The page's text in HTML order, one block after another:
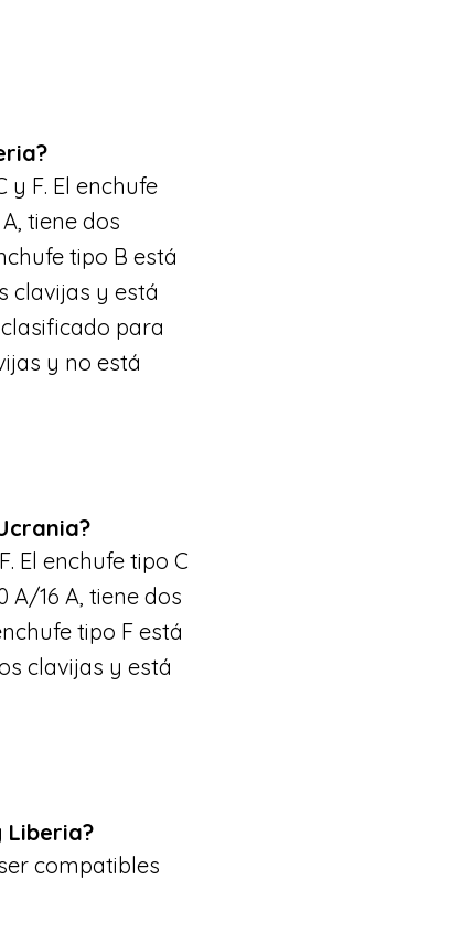
y F. El enchufe
tiene dos
tipo B está
clavijas y está
para
y no está
El enchufe tipo C
A/16 A, tiene dos
tipo F está
clavijas y está
Liberia?
compatibles